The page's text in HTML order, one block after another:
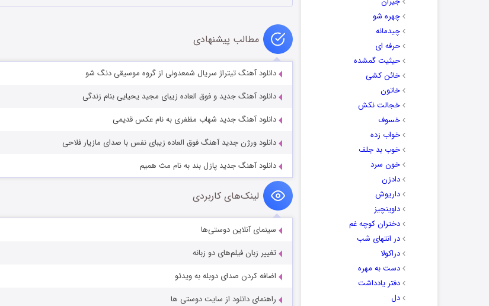
چهره شو
چیدمانه
حرفه ای
حیثیت گمشده
خائن کشی
خاتون
خجالت نکش
خسوف
خواب زده
خوب بد جلف
خون سرد
دادزن
داریوش
داوینچیز
دختران کوچه غم
در انتهای شب
دراکولا
دست به مهره
دفتر یادداشت
دل
مطالب پیشنهادی
دانلود آهنگ تیتراژ سریال شمعدونی از گروه موسیقی دنگ شو
دانلود آهنگ جدید و فوق العاده زیبای مجید یحیایی بنام زندگی
دانلود آهنگ جدید شهاب مظفری به نام عکس قدیمی
دانلود ورژن جدید آهنگ فوق العاده زیبای نفس با صدای مازیار فلاحی
دانلود آهنگ جدید پازل بند به نام مث همیم
لینک‌های کاربردی
سینمای آنلاین دوستی‌ها
تغییر زبان فیلم‌های دو زبانه
اضافه کردن صدای دوبله به ویدئو
راهنمای دانلود از سایت دوستی ها